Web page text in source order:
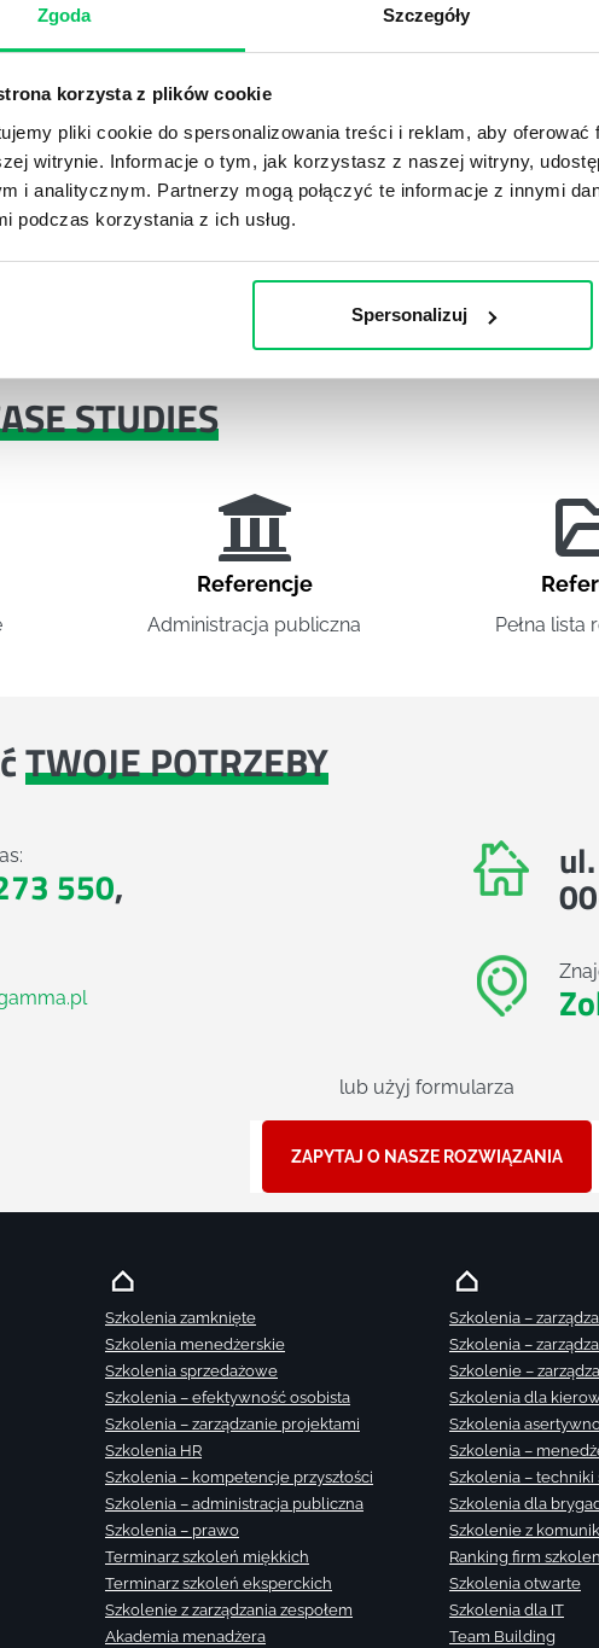
Zgoda Szczegóły
korzysta z plików cookie
pliki cookie do spersonalizowania treści i reklam, aby oferować
witrynie. Informacje o tym, jak korzystasz z naszej witryny,
i analitycznym. Partnerzy mogą połączyć te informacje z innymi
podczas korzystania z ich usług.
Spersonalizuj
facylitowany przez trenera: jak budować kulturę
zostały spisane po szkoleniu i na ich bazie wdrożono nową
oraz nowe standardy.
swoją pracę dzięki współpracy i budowaniu
ostatecznym beneficjentem jest klient.
STUDIES
Referencje
Administracja publiczna Pełna lista
TWOJE POTRZEBY
550,
lub użyj formularza
ZAPYTAJ O NASZE ROZWIĄZANIA
Szkolenia zamknięte
Szkolenia menedżerskie
Szkolenia sprzedażowe
Szkolenia – efektywność osobista
Szkolenia – zarządzanie projektami
Szkolenia HR
Szkolenia – kompetencje przyszłości
Szkolenia – administracja publiczna
Szkolenia – prawo
Terminarz szkoleń miękkich
Terminarz szkoleń eksperckich
Szkolenie z zarządzania zespołem
Akademia menadżera
Szkolenia –
Szkolenia –
Szkolenie –
Szkolenia dla
Szkolenia
Szkolenia –
Szkolenia – techniki
Szkolenia dla
Szkolenie z
Ranking firm
Szkolenia otwarte
Szkolenia dla IT
Team Building